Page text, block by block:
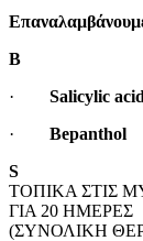
Β
· Salicylic
·
S
ΤΟΠΙΚΑ ΣΤΙΣ
ΓΙΑ 20 ΗΜΕΡΕΣ
(ΣΥΝΟΛΙΚΗ